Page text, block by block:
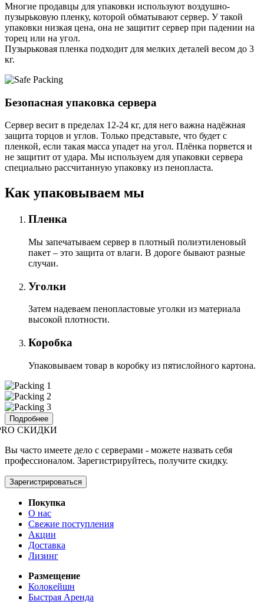
Многие продавцы для упаковки используют воздушно-
пузырьковую пленку, которой обматывают сервер. У такой
упаковки низкая цена, она не защитит сервер при падении на
торец или на угол.
Пузырьковая пленка подходит для мелких деталей весом до 3
кг.
Безопасная упаковка сервера
Сервер весит в пределах 12-24 кг, для него важна надёжная
защита торцов и углов. Только представьте, что будет с
пленкой, если такая масса упадет на угол. Плёнка порвется и
не защитит от удара. Мы используем для упаковки сервера
специально расcчитанную упаковку из пенопласта.
Как упаковываем мы
Пленка
Мы запечатываем сервер в плотный полиэтиленовый
пакет – это защита от влаги. В дороге бывают разные
случаи.
Уголки
Затем надеваем пенопластовые уголки из материала
высокой плотности.
Коробка
Упаковываем товар в коробку из пятислойного картона.
Подробнее
СКИДКИ
Вы часто имеете дело с серверами - можете назвать себя
профессионалом. Зарегистрируйтесь, получите скидку.
Зарегистрироваться
Покупка
О нас
Свежие поступления
Акции
Доставка
Лизинг
Размещение
Колокейшн
Быстрая Аренда